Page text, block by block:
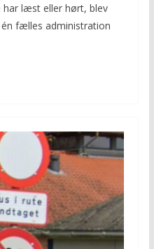
har læst eller hørt, blev
fælles administration